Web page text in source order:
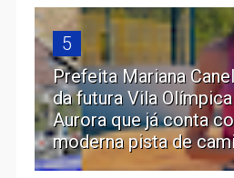
5
Prefeita Mariana
da futura Vila
Aurora que já conta
moderna pista de